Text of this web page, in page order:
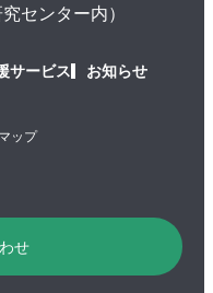
センター内）
サービス
ップ
お知らせ
せ